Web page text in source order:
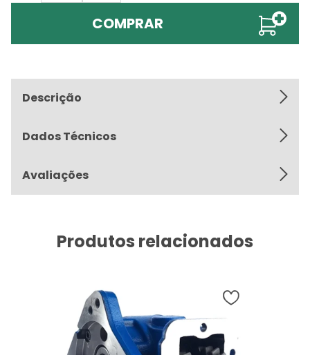
COMPRAR
Descrição
Dados Técnicos
Avaliações
Produtos relacionados